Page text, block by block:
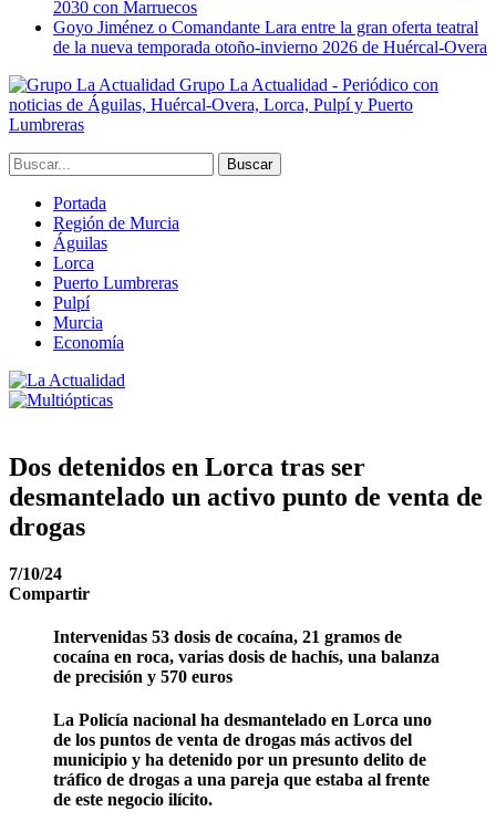
2030 con Marruecos
Goyo Jiménez o Comandante Lara entre la gran oferta teatral
de la nueva temporada otoño-invierno 2026 de Huércal-Overa
Grupo La Actualidad - Periódico con
noticias de Águilas, Huércal-Overa, Lorca, Pulpí y Puerto
Lumbreras
Portada
Región de Murcia
Águilas
Lorca
Puerto Lumbreras
Pulpí
Murcia
Economía
Dos detenidos en Lorca tras ser
desmantelado un activo punto de venta de
drogas
7/10/24
Compartir
Intervenidas 53 dosis de cocaína, 21 gramos de
cocaína en roca, varias dosis de hachís, una balanza
de precisión y 570 euros
La Policía nacional ha desmantelado en Lorca uno
de los puntos de venta de drogas más activos del
municipio y ha detenido por un presunto delito de
tráfico de drogas a una pareja que estaba al frente
de este negocio ilícito.